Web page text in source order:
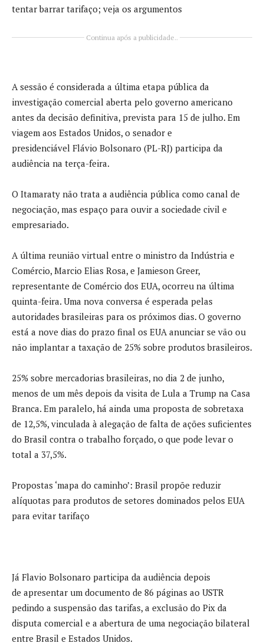
tentar barrar tarifaço; veja os argumentos
Continua após a publicidade..
A sessão é considerada a última etapa pública da
investigação comercial aberta pelo governo americano
antes da decisão definitiva, prevista para 15 de julho. Em
viagem aos Estados Unidos, o senador e
presidenciável Flávio Bolsonaro (PL-RJ) participa da
audiência na terça-feira.
O Itamaraty não trata a audiência pública como canal de
negociação, mas espaço para ouvir a sociedade civil e
empresariado.
A última reunião virtual entre o ministro da Indústria e
Comércio, Marcio Elias Rosa, e Jamieson Greer,
representante de Comércio dos EUA, ocorreu na última
quinta-feira. Uma nova conversa é esperada pelas
autoridades brasileiras para os próximos dias. O governo
está a nove dias do prazo final os EUA anunciar se vão ou
não implantar a taxação de 25% sobre produtos brasileiros.
25% sobre mercadorias brasileiras, no dia 2 de junho,
menos de um mês depois da visita de Lula a Trump na Casa
Branca. Em paralelo, há ainda uma proposta de sobretaxa
de 12,5%, vinculada à alegação de falta de ações suficientes
do Brasil contra o trabalho forçado, o que pode levar o
total a 37,5%.
Propostas ‘mapa do caminho’: Brasil propõe reduzir
alíquotas para produtos de setores dominados pelos EUA
para evitar tarifaço
Já Flavio Bolsonaro participa da audiência depois
de apresentar um documento de 86 páginas ao USTR
pedindo a suspensão das tarifas, a exclusão do Pix da
disputa comercial e a abertura de uma negociação bilateral
entre Brasil e Estados Unidos.